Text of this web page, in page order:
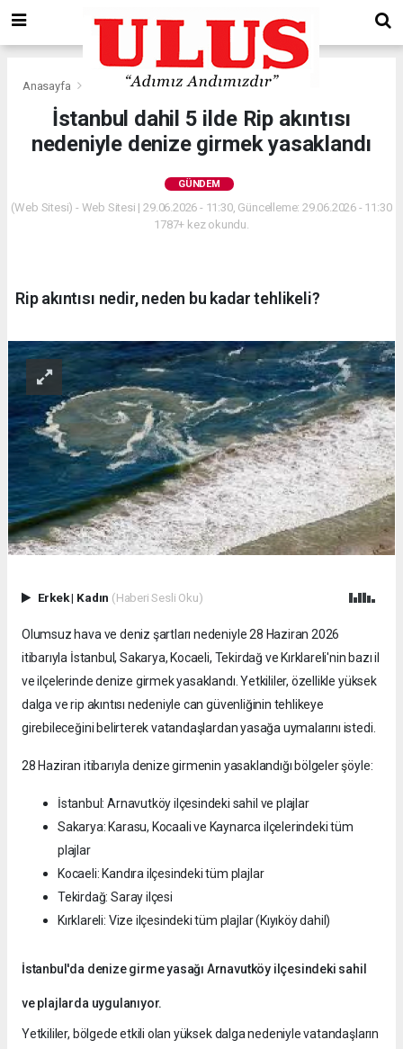
Anasayfa Gündem
İstanbul dahil 5 ilde Rip akıntısı
nedeniyle denize girmek yasaklandı
GÜNDEM
(Web Sitesi) - Web Sitesi | 29.06.2026 - 11:30, Güncelleme: 29.06.2026 - 11:30
1787+ kez okundu.
Rip akıntısı nedir, neden bu kadar tehlikeli?
Erkek| Kadın (Haberi Sesli Oku)
Olumsuz hava ve deniz şartları nedeniyle 28 Haziran 2026
itibarıyla İstanbul, Sakarya, Kocaeli, Tekirdağ ve Kırklareli'nin bazı il
ve ilçelerinde denize girmek yasaklandı. Yetkililer, özellikle yüksek
dalga ve rip akıntısı nedeniyle can güvenliğinin tehlikeye
girebileceğini belirterek vatandaşlardan yasağa uymalarını istedi.
28 Haziran itibarıyla denize girmenin yasaklandığı bölgeler şöyle:
İstanbul: Arnavutköy ilçesindeki sahil ve plajlar
Sakarya: Karasu, Kocaali ve Kaynarca ilçelerindeki tüm
plajlar
Kocaeli: Kandıra ilçesindeki tüm plajlar
Tekirdağ: Saray ilçesi
Kırklareli: Vize ilçesindeki tüm plajlar (Kıyıköy dahil)
İstanbul'da denize girme yasağı Arnavutköy ilçesindeki sahil
ve plajlarda uygulanıyor.
Yetkililer, bölgede etkili olan yüksek dalga nedeniyle vatandaşların